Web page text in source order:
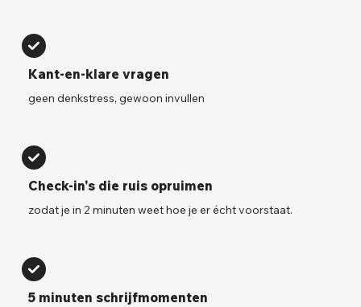
Kant-en-klare vragen
geen denkstress, gewoon invullen
Check-in's die ruis opruimen
zodat je in 2 minuten weet hoe je er écht voorstaat.
5 minuten schrijfmomenten